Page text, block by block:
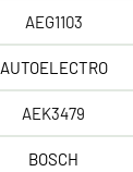
AEG1103
AUTOELECTRO
AEK3479
BOSCH